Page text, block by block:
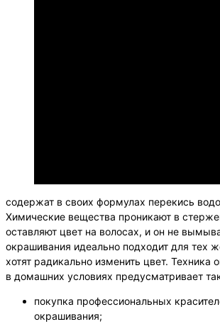
содержат в своих формулах перекись
Химические вещества проникают в
оставляют цвет на волосах, и он не
окрашивания идеально подходит для тех
хотят радикально изменить цвет. Техника
в домашних условиях предусматривает
покупка профессиональных
окрашивания;